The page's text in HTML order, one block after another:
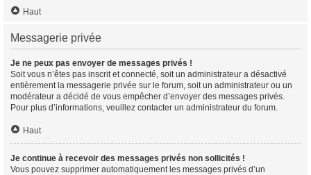
Haut
Messagerie privée
Je ne peux pas envoyer de messages privés !
Soit vous n’êtes pas inscrit et connecté, soit un administrateur a désactivé
entièrement la messagerie privée sur le forum, soit un administrateur ou un
modérateur a décidé de vous empêcher d’envoyer des messages privés.
Pour plus d’informations, veuillez contacter un administrateur du forum.
Haut
Je continue à recevoir des messages privés non sollicités !
Vous pouvez supprimer automatiquement les messages privés d’un